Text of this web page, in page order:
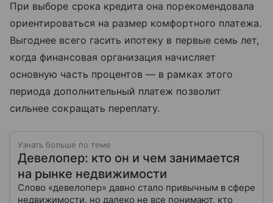
При выборе срока кредита она порекомендовала
ориентироваться на размер комфортного платежа.
Выгоднее всего гасить ипотеку в первые семь лет,
когда финансовая организация начисляет
основную часть процентов — в рамках этого
периода дополнительный платеж позволит
сильнее сокращать переплату.
Узнать больше по теме
Девелопер: кто он и чем занимается
на рынке недвижимости
Слово «девелопер» давно стало привычным в сфере
недвижимости, но далеко не все понимают, кто